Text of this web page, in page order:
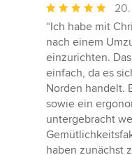
Durchschnittliche
Bewertung:
5
von
5
Sternen
“Ich habe mit
nach einem
einzurichten.
einfach, da es
Norden handelt.
sowie ein
untergebracht
haben zunächst